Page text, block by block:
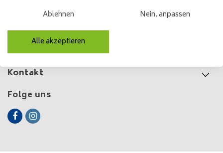
Kundendienst
Mein Konto
Kategorien
Kontakt
Folge uns
Ablehnen Nein, anpassen
Alle akzeptieren